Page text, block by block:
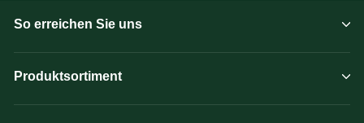
So erreichen Sie uns
Produktsortiment